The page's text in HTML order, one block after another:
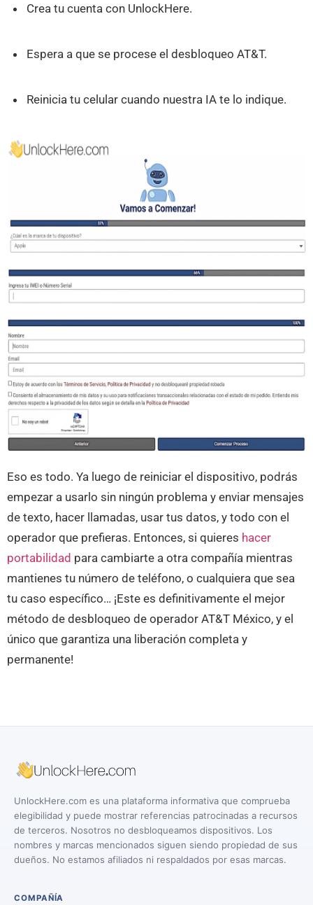
Crea tu cuenta con UnlockHere.
Espera a que se procese el desbloqueo AT&T.
Reinicia tu celular cuando nuestra IA te lo indique.
Eso es todo. Ya luego de reiniciar el dispositivo, podrás
empezar a usarlo sin ningún problema y enviar mensajes
de texto, hacer llamadas, usar tus datos, y todo con el
operador que prefieras. Entonces, si quieres hacer
portabilidad para cambiarte a otra compañía mientras
mantienes tu número de teléfono, o cualquiera que sea
tu caso específico… ¡Este es definitivamente el mejor
método de desbloqueo de operador AT&T México, y el
único que garantiza una liberación completa y
permanente!
UnlockHere.com es una plataforma informativa que comprueba
elegibilidad y puede mostrar referencias patrocinadas a recursos
de terceros. Nosotros no desbloqueamos dispositivos. Los
nombres y marcas mencionados siguen siendo propiedad de sus
dueños. No estamos afiliados ni respaldados por esas marcas.
COMPAÑÍA